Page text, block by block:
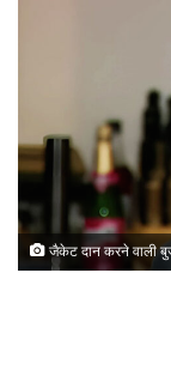
जैकेट दान करने वाली